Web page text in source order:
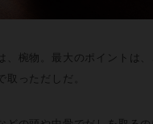
、椀物。最大のポイントは
取っただしだ。